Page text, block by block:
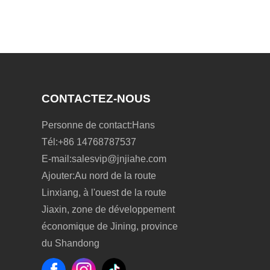
CONTACTEZ-NOUS
Personne de contact:Hans
Tél:+86 14768787537
E-mail:salesvip@jnjiahe.com
Ajouter:Au nord de la route
Linxiang, à l'ouest de la route
Jiaxin, zone de développement
économique de Jining, province
du Shandong